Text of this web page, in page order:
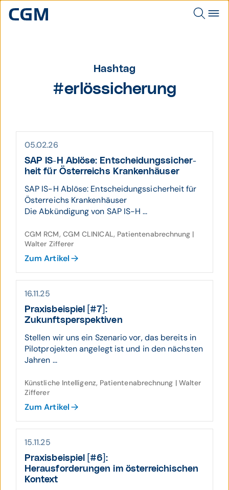
Hashtag
#erlössicherung
05.02.26
SAP IS-H Ablöse: Entscheidungs­sicher­
heit für Öster­reichs Kranken­häuser
SAP IS-H Ablöse: Entscheidungssicherheit für
Österreichs Krankenhäuser
Die Abkündigung von SAP IS-H ...
CGM RCM, CGM CLINICAL, Patientenabrechnung |
Walter Zifferer
Zum Artikel
16.11.25
Praxis­beispiel [#7]:
Zukunftsperspektiven
Stellen wir uns ein Szenario vor, das bereits in
Pilotprojekten angelegt ist und in den nächsten
Jahren ...
Künstliche Intelligenz, Patientenabrechnung | Walter
Zifferer
Zum Artikel
15.11.25
Praxis­beispiel [#6]:
Heraus­forde­rungen im öster­reichi­schen
Kontext